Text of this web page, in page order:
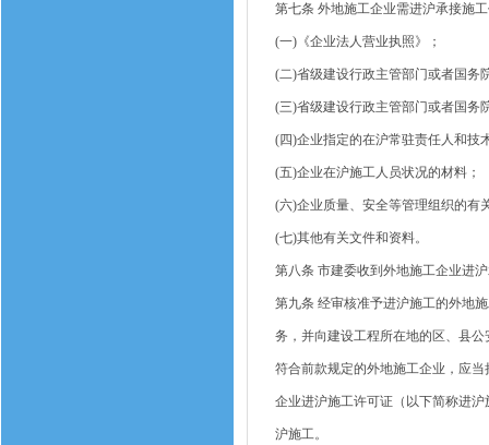
第七条 外地施工企业需进沪承接施
(一)《企业法人营业执照》；
(二)省级建设行政主管部门或者国务
(三)省级建设行政主管部门或者国务
(四)企业指定的在沪常驻责任人和技
(五)企业在沪施工人员状况的材料；
(六)企业质量、安全等管理组织的有
(七)其他有关文件和资料。
第八条 市建委收到外地施工企业进
第九条 经审核准予进沪施工的外地
务，并向建设工程所在地的区、县
符合前款规定的外地施工企业，应
企业进沪施工许可证（以下简称进
沪施工。